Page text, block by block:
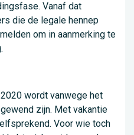
Vanaf dat
die de legale hennep
om in aanmerking te
wordt vanwege het
zijn. Met vakantie
Voor wie toch